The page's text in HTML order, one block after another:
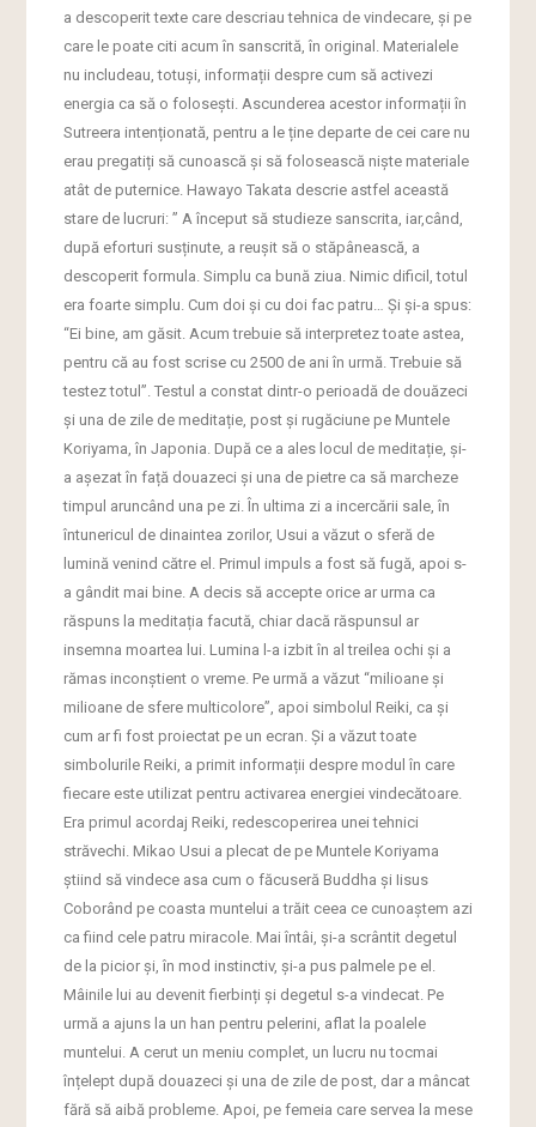
a descoperit texte care descriau tehnica de vindecare, și pe
care le poate citi acum în sanscrită, în original. Materialele
nu includeau, totuși, informații despre cum să activezi
energia ca să o folosești. Ascunderea acestor informații în
Sutreera intenționată, pentru a le ține departe de cei care nu
erau pregatiți să cunoască și să folosească niște materiale
atât de puternice. Hawayo Takata descrie astfel această
stare de lucruri: ” A început să studieze sanscrita, iar,când,
după eforturi susținute, a reușit să o stăpânească, a
descoperit formula. Simplu ca bună ziua. Nimic dificil, totul
era foarte simplu. Cum doi și cu doi fac patru… Și și-a spus:
“Ei bine, am găsit. Acum trebuie să interpretez toate astea,
pentru că au fost scrise cu 2500 de ani în urmă. Trebuie să
testez totul”. Testul a constat dintr-o perioadă de douăzeci
și una de zile de meditație, post și rugăciune pe Muntele
Koriyama, în Japonia. După ce a ales locul de meditație, și-
a așezat în față douazeci și una de pietre ca să marcheze
timpul aruncând una pe zi. În ultima zi a incercării sale, în
întunericul de dinaintea zorilor, Usui a văzut o sferă de
lumină venind către el. Primul impuls a fost să fugă, apoi s-
a gândit mai bine. A decis să accepte orice ar urma ca
răspuns la meditația facută, chiar dacă răspunsul ar
insemna moartea lui. Lumina l-a izbit în al treilea ochi și a
rămas inconștient o vreme. Pe urmă a văzut “milioane și
milioane de sfere multicolore”, apoi simbolul Reiki, ca și
cum ar fi fost proiectat pe un ecran. Și a văzut toate
simbolurile Reiki, a primit informații despre modul în care
fiecare este utilizat pentru activarea energiei vindecătoare.
Era primul acordaj Reiki, redescoperirea unei tehnici
străvechi. Mikao Usui a plecat de pe Muntele Koriyama
știind să vindece asa cum o făcuseră Buddha și Iisus
Coborând pe coasta muntelui a trăit ceea ce cunoaștem azi
ca fiind cele patru miracole. Mai întâi, și-a scrântit degetul
de la picior și, în mod instinctiv, și-a pus palmele pe el.
Mâinile lui au devenit fierbinți și degetul s-a vindecat. Pe
urmă a ajuns la un han pentru pelerini, aflat la poalele
muntelui. A cerut un meniu complet, un lucru nu tocmai
înțelept după douazeci și una de zile de post, dar a mâncat
fără să aibă probleme. Apoi, pe femeia care servea la mese